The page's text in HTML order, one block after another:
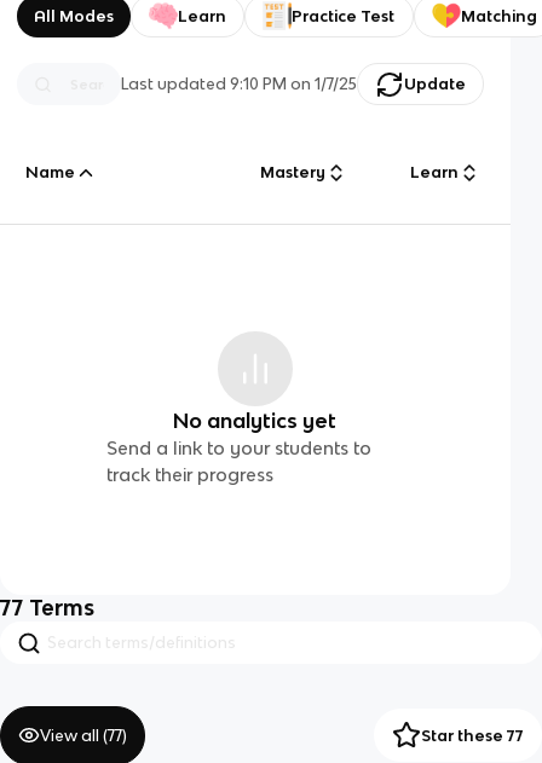
All Modes Learn Practice Test Matching
Last updated9:10 PM on 1/7/25 Update
Name Mastery Learn
No analytics yet
Send a link to your students to
track their progress
77 Terms
View all (77) Star these 77